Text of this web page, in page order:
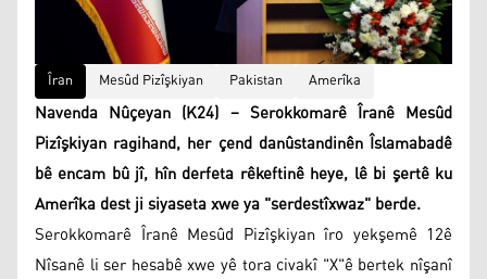
Îran Mesûd Pizîşkiyan Pakistan Amerîka
Navenda Nûçeyan (K24) – Serokkomarê Îranê Mesûd
Pizîşkiyan ragihand, her çend danûstandinên Îslamabadê
bê encam bû jî, hîn derfeta rêkeftinê heye, lê bi şertê ku
Amerîka dest ji siyaseta xwe ya "serdestîxwaz" berde.
Serokkomarê Îranê Mesûd Pizîşkiyan îro yekşemê 12ê
Nîsanê li ser hesabê xwe yê tora civakî "X"ê bertek nîşanî